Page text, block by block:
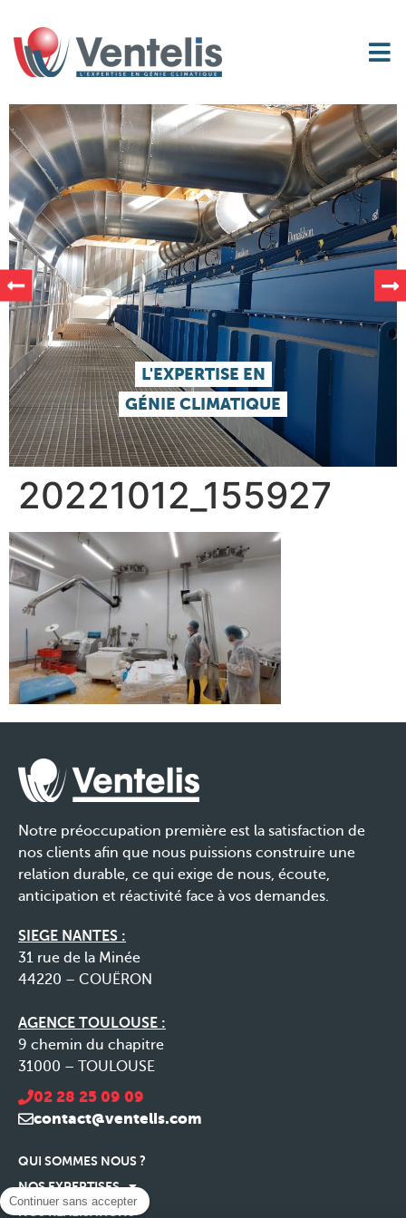
L'EXPERTISE EN
GÉNIE CLIMATIQUE
20221012_155927
Notre préoccupation première est la satisfaction de
nos clients afin que nous puissions construire une
relation durable, ce qui exige de nous, écoute,
anticipation et réactivité face à vos demandes.
SIEGE NANTES :
31 rue de la Minée
44220 – COUËRON
AGENCE TOULOUSE :
9 chemin du chapitre
31000 – TOULOUSE
02 28 25 09 09
contact@ventelis.com
QUI SOMMES NOUS ?
NOS EXPERTISES
NOS RÉALISATIONS
Continuer sans accepter